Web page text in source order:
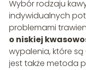
Wybór rodzaju
indywidualnych
problemami
o niskiej
wypalenia, które są
jest także metoda